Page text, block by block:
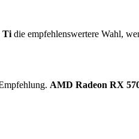
Ti die empfehlenswertere Wahl,
AMD Radeon RX